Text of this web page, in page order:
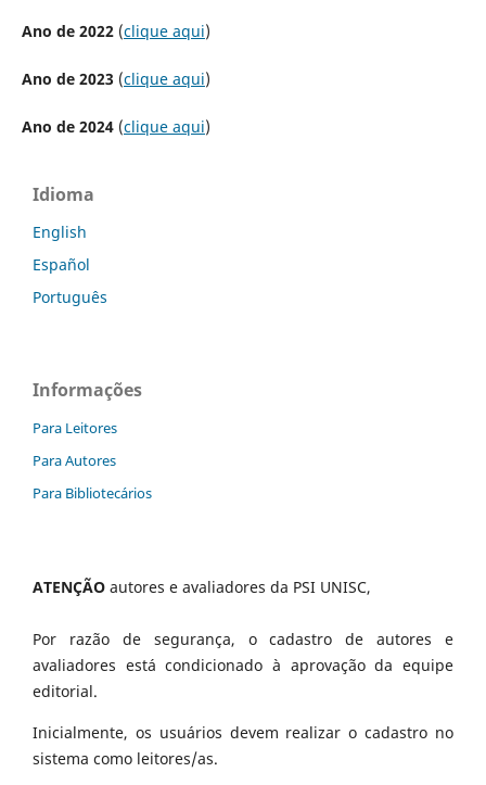
Ano de 2022 (clique aqui)
Ano de 2023 (clique aqui)
Ano de 2024(clique aqui)
Idioma
English
Español
Português
Informações
Para Leitores
Para Autores
Para Bibliotecários
ATENÇÃO autores e avaliadores da PSI UNISC,
Por razão de segurança, o cadastro de autores e
avaliadores está condicionado à aprovação da equipe
editorial.
Inicialmente, os usuários devem realizar o cadastro no
sistema como leitores/as.